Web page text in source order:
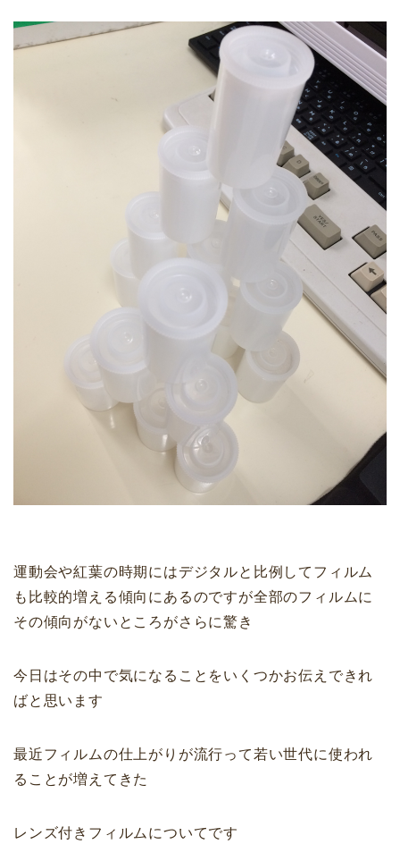
運動会や紅葉の時期にはデジタルと比例してフィルム
も比較的増える傾向にあるのですが全部のフィルムに
その傾向がないところがさらに驚き
今日はその中で気になることをいくつかお伝えできれ
ばと思います
最近フィルムの仕上がりが流行って若い世代に使われ
ることが増えてきた
レンズ付きフィルムについてです